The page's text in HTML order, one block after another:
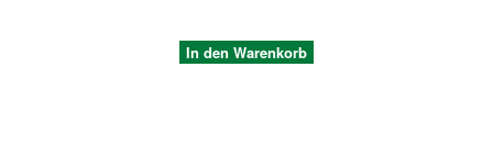
In den Warenkorb